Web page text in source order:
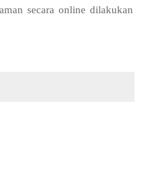
secara online dilakukan